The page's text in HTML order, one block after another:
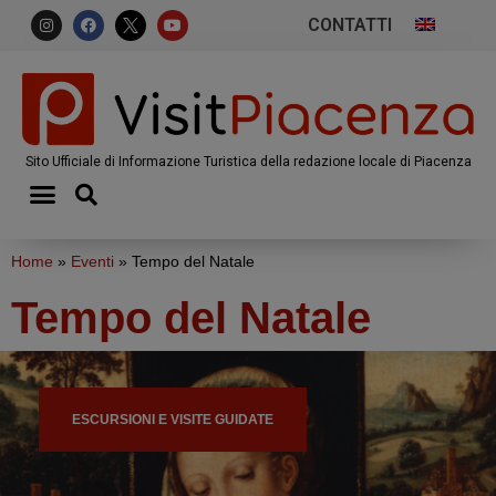
CONTATTI
Sito Ufficiale di Informazione Turistica della redazione locale di Piacenza
Home » Eventi » Tempo del Natale
Tempo del Natale
ESCURSIONI E VISITE GUIDATE